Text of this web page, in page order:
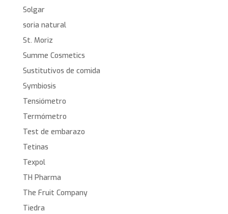
Solgar
soria natural
St. Moriz
Summe Cosmetics
Sustitutivos de comida
Symbiosis
Tensiómetro
Termómetro
Test de embarazo
Tetinas
Texpol
TH Pharma
The Fruit Company
Tiedra